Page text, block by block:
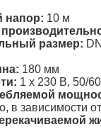
напор: 10 м
размер:
180 мм
1 х 230 В, 50/
в зависимости